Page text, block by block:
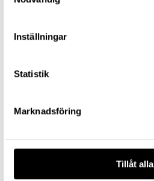
Inställningar
Statistik
Marknadsföring
Tillåt alla
Föremålsbenämning
—
1500 – 2020